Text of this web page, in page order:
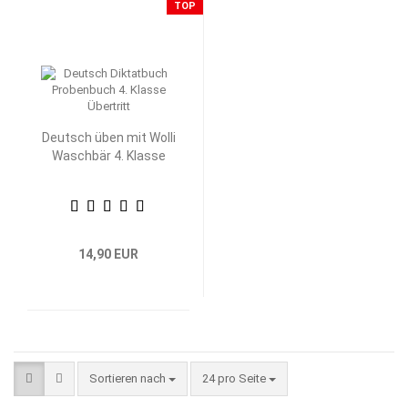
TOP
Deutsch üben mit Wolli
Waschbär 4. Klasse
14,90 EUR
Sortieren nach
Sortieren nach 24 pro Seite
pro Seite